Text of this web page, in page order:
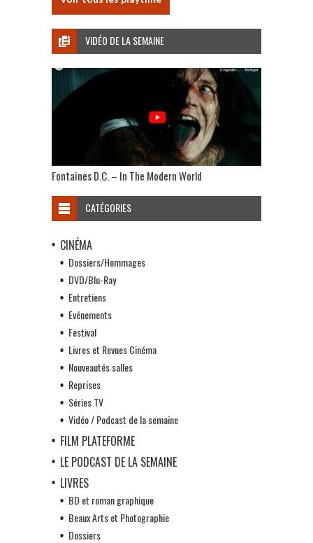
VIDÉO DE LA SEMAINE
Fontaines D.C. – In The Modern World
CATÉGORIES
CINÉMA
Dossiers/Hommages
DVD/Blu-Ray
Entretiens
Evénements
Festival
Livres et Revues Cinéma
Nouveautés salles
Reprises
Séries TV
Vidéo / Podcast de la semaine
FILM PLATEFORME
LE PODCAST DE LA SEMAINE
LIVRES
BD et roman graphique
Beaux Arts et Photographie
Dossiers